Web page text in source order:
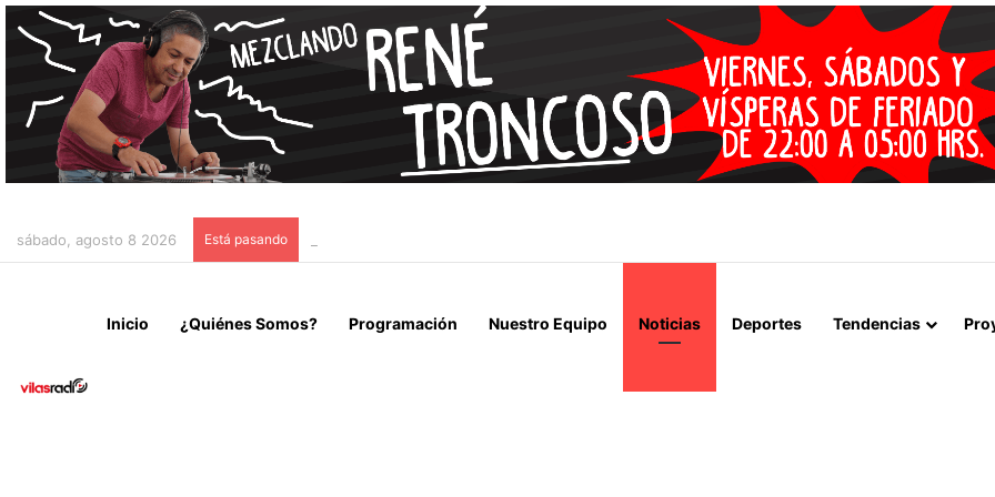
sábado, agosto 8 2026 Está pasando
Inicio ¿Quiénes Somos? Programación Nuestro Equipo Noticias Deportes Tendencias